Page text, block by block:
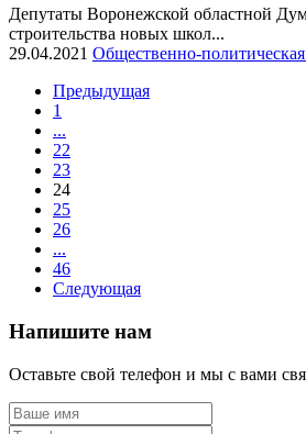
Депутаты Воронежской областной
строительства новых школ...
29.04.2021 Общественно-
Предыдущая
1
...
22
23
24
25
26
...
46
Следующая
Напишите нам
Оставьте свой телефон и мы с вами